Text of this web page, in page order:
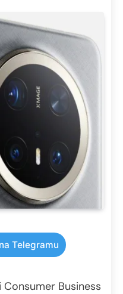
Telegramu
Business